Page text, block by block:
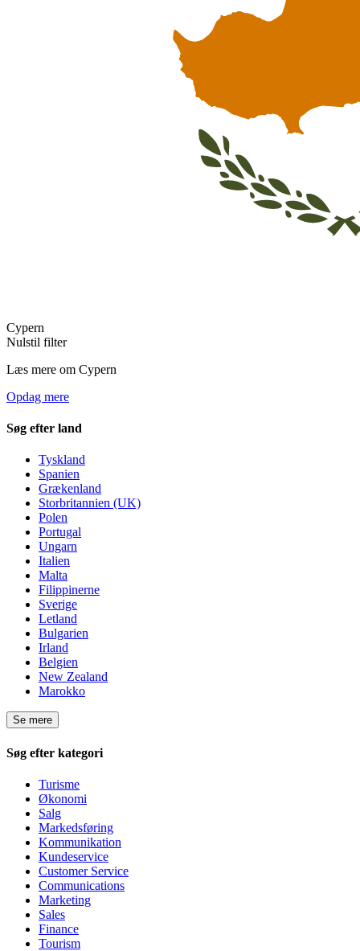
Cypern
Nulstil filter
Læs mere om Cypern
Opdag mere
Søg efter land
Tyskland
Spanien
Grækenland
Storbritannien (UK)
Polen
Portugal
Ungarn
Italien
Malta
Filippinerne
Sverige
Letland
Bulgarien
Irland
Belgien
New Zealand
Marokko
Se mere
Søg efter kategori
Turisme
Økonomi
Salg
Markedsføring
Kommunikation
Kundeservice
Customer Service
Communications
Marketing
Sales
Finance
Tourism